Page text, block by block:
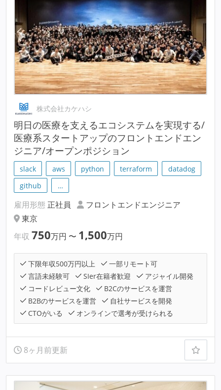
株式会社カケハシ
明⽇の医療を支えるエコシステムを実現する/
医療系スタートアップのフロントエンドエン
ジニア/オープンポジション
slack aws python terraform
datadog
github
…
雇用形態 正社員
フロントエンドエンジニア
東京
年収 750万円 〜 1,500万円
下限年収500万円以上
一部リモート可
言語未経験可
SIer在籍者歓迎
アジャイル開発
コードレビュー文化
B2Cのサービスを運営
B2Bのサービスを運営
自社サービスを開発
CTOがいる
オンラインで選考が受けられる
8ヶ月前更新